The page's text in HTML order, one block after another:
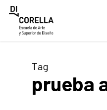
Skip
Tag
prueba